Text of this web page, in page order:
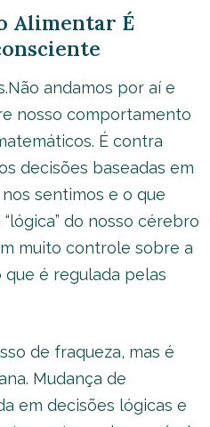
Alimentar É
andamos por aí e
nosso comportamento
É contra
decisões baseadas em
sentimos e o que
do nosso cérebro
muito controle sobre a
é regulada pelas
de fraqueza, mas é
Mudança de
em decisões lógicas e